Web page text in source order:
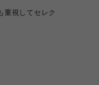
重視してセレク